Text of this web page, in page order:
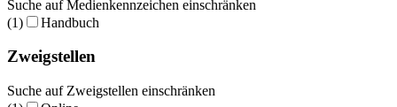
Suche auf Medienkennzeichen einschränken
(1)
Handbuch
Zweigstellen
Suche auf Zweigstellen einschränken